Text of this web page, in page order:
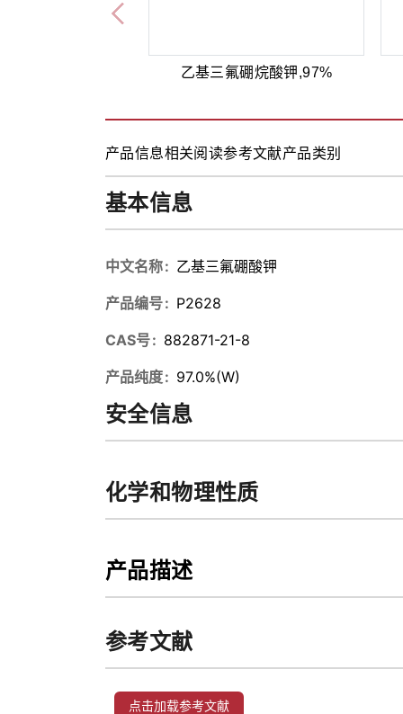
乙基三氟硼烷酸钾,97%
产品信息相关阅读参考文献产品类别
基本信息
中文名称 乙基三氟硼酸钾
产品编号 P2628
CAS号 882871-21-8
产品纯度 97.0%(W)
安全信息
化学和物理性质
产品描述
参考文献
点击加载参考文献